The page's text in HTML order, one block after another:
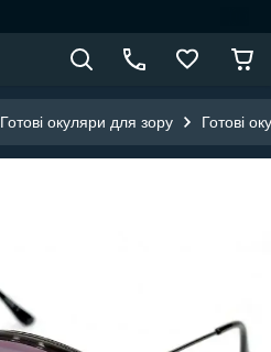
Готові окуляри для зору Готові